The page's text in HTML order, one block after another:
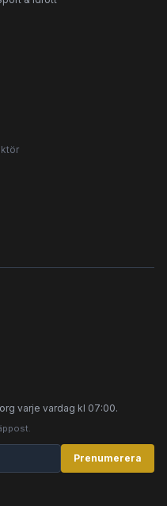
varje vardag kl 07:00.
Prenumerera